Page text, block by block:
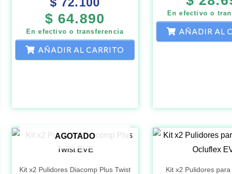
$ 64.890
En efectivo o transferencia
AÑADIR AL CARRITO
En efectivo o
AÑADIR AL
AGOTADO
Kit x2 Pulidores Diacomp Plus Twist
Kit x2 Pulidores